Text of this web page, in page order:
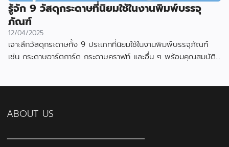
รู้จัก 9 วัสดุกระดาษที่นิยมใช้ในงานพิมพ์บรรจุ
ภัณฑ์
12/04/2025
เจาะลึกวัสดุกระดาษทั้ง 9 ประเภทที่นิยมใช้ในงานพิมพ์บรรจุภัณฑ์
เช่น กระดาษอาร์ตการ์ด กระดาษคราฟท์ และอื่น ๆ พร้อมคุณสมบัติ
ABOUT US